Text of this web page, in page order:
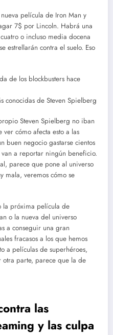
película de Iron Man y
7$ por Lincoln. Habrá una
o incluso media docena
estrellarán contra el suelo. Eso
de los blockbusters hace
conocidas de Steven Spielberg
Steven Spielberg no iban
cómo afecta esto a las
buen negocio gastarse cientos
a reportar ningún beneficio.
parece que pone al universo
mala, veremos cómo se
la próxima película de
o la nueva del universo
a conseguir una gran
fracasos a los que hemos
a películas de superhéroes,
otra parte, parece que la de
las
y las culpa